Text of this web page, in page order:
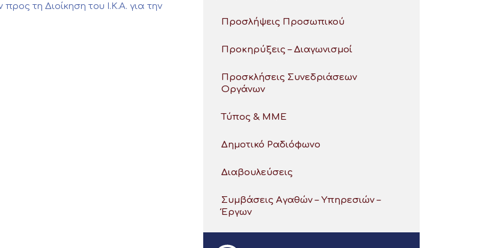
τη Διοίκηση του Ι.Κ.Α. για την
Προσλήψεις Προσωπικού
Προκηρύξεις – Διαγωνισμοί
Προσκλήσεις Συνεδριάσεων
Οργάνων
Τύπος & ΜΜΕ
Δημοτικό Ραδιόφωνο
Διαβουλεύσεις
Συμβάσεις Αγαθών – Υπηρεσιών –
Έργων